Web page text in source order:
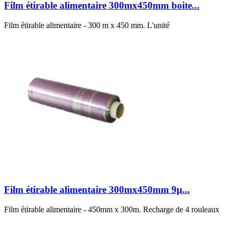
Film étirable alimentaire 300mx450mm boite...
Film étirable alimentaire - 300 m x 450 mm. L'unité
Film étirable alimentaire 300mx450mm 9µ...
Film étirable alimentaire - 450mm x 300m. Recharge de 4 rouleaux